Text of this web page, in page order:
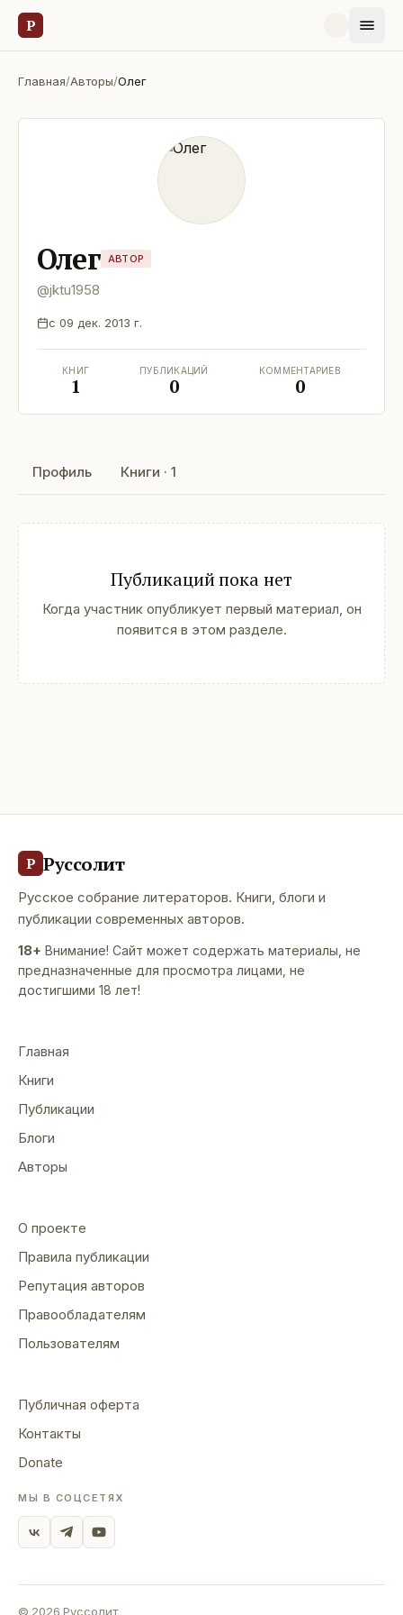
Р
Главная/Авторы/Олег
Олег АВТОР
@jktu1958
с 09 дек. 2013 г.
КНИГ
1
ПУБЛИКАЦИЙ
0
КОММЕНТАРИЕВ
0
Профиль Книги · 1
Публикаций пока нет
Когда участник опубликует первый материал, он
появится в этом разделе.
Р Руссолит
Русское собрание литераторов. Книги, блоги и
публикации современных авторов.
18+ Внимание! Сайт может содержать материалы, не
предназначенные для просмотра лицами, не
достигшими 18 лет!
Главная
Книги
Публикации
Блоги
Авторы
О проекте
Правила публикации
Репутация авторов
Правообладателям
Пользователям
Публичная оферта
Контакты
Donate
МЫ В СОЦСЕТЯХ
© 2026 Руссолит